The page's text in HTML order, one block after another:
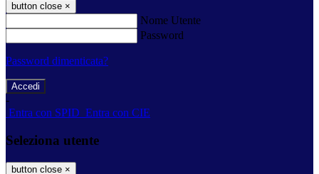
button close ×
Nome Utente
Password
Password dimenticata?
-
Entra con SPID Entra con CIE
Seleziona utente
button close ×